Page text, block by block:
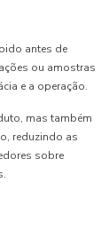
antes de
ou amostras
e a operação.
mas também
reduzindo as
sobre